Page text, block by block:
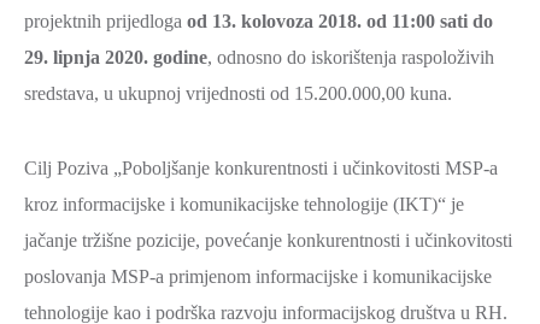
projektnih prijedloga od 13. kolovoza 2018. od 11:00 sati do
29. lipnja 2020. godine, odnosno do iskorištenja raspoloživih
sredstava, u ukupnoj vrijednosti od 15.200.000,00 kuna.
Cilj Poziva „Poboljšanje konkurentnosti i učinkovitosti MSP-a
kroz informacijske i komunikacijske tehnologije (IKT)“ je
jačanje tržišne pozicije, povećanje konkurentnosti i učinkovitosti
poslovanja MSP-a primjenom informacijske i komunikacijske
tehnologije kao i podrška razvoju informacijskog društva u RH.